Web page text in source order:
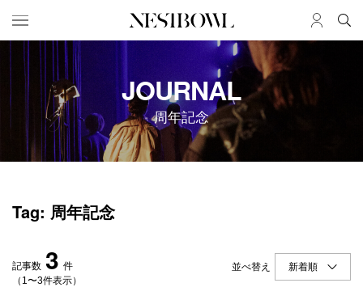
HOME
求人検索
新着求人
ブランド一覧
インタビュー
ニュース＆イベント
データ
JOURNAL
周年記念
Tag: 周年記念
記事数 3 件
（1〜3件表示）
並べ替え